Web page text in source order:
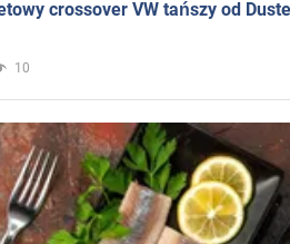
crossover VW tańszy od
10